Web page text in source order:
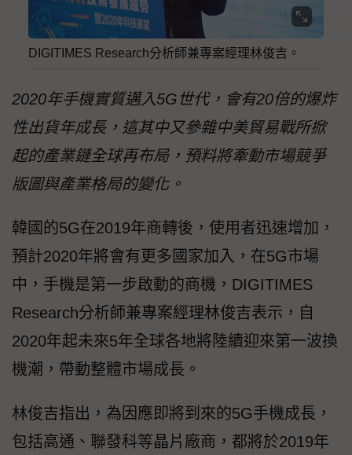
DIGITIMES Research分析師兼專案經理林俊吉。
2020年手機實質邁入5G世代，會有20倍的爆炸
性出貨年成長，這其中又參雜中美貿易戰所掀
起的產業鏈全球再布局，預料將牽動市場競爭
版圖與產業格局的變化。
韓國的5G在2019年商轉後，使用者迅速增加，
預計2020年將會有更多國家加入，在5G市場
中，手機是第一步啟動的商機，DIGITIMES
Research分析師兼專案經理林俊吉表示，自
2020年起未來5年全球各地將陸續迎來第一波換
機潮，帶動整體市場成長。
林俊吉指出，為因應即將到來的5G手機成長，
包括高通、聯發科等晶片廠商，都將於2019年